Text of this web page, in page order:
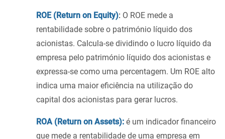
ROE (Return on Equity): O ROE mede a
rentabilidade sobre o património líquido dos
acionistas. Calcula-se dividindo o lucro líquido da
empresa pelo património líquido dos acionistas e
expressa-se como uma percentagem. Um ROE alto
indica uma maior eficiência na utilização do
capital dos acionistas para gerar lucros.
ROA (Return on Assets): é um indicador financeiro
que mede a rentabilidade de uma empresa em